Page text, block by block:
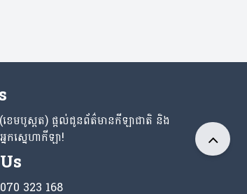
េមបូស្ពត) ផ្តល់ជូនព័ត៌មានកីឡាជាតិ និង
នកស្នេហាកីឡា!
323 168